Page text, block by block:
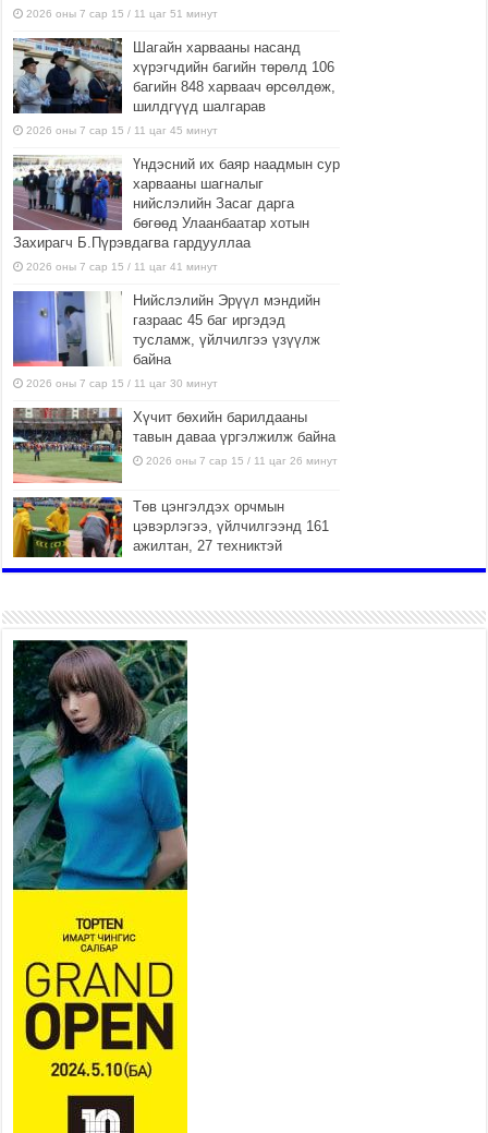
2026 оны 7 сар 15 / 11 цаг 51 минут
Шагайн харвааны насанд
хүрэгчдийн багийн төрөлд 106
багийн 848 харваач өрсөлдөж,
шилдгүүд шалгарав
2026 оны 7 сар 15 / 11 цаг 45 минут
Үндэсний их баяр наадмын сур
харвааны шагналыг
нийслэлийн Засаг дарга
бөгөөд Улаанбаатар хотын
Захирагч Б.Пүрэвдагва гардууллаа
2026 оны 7 сар 15 / 11 цаг 41 минут
Нийслэлийн Эрүүл мэндийн
газраас 45 баг иргэдэд
тусламж, үйлчилгээ үзүүлж
байна
2026 оны 7 сар 15 / 11 цаг 30 минут
Хүчит бөхийн барилдааны
тавын даваа үргэлжилж байна
2026 оны 7 сар 15 / 11 цаг 26 минут
Төв цэнгэлдэх орчмын
цэвэрлэгээ, үйлчилгээнд 161
ажилтан, 27 техниктэй
ажиллаж байна
Наадмын амралтын өдрүүдэд
нийслэлийн эрүүл мэндийн
байгууллагууд дараах
хуваарийн дагуу ажиллана
2026 оны 7 сар 15 / 11 цаг 18 минут
Үндэсний их баяр наадам эхэллээ
2026 оны 7 сар 15 / 11 цаг 14 минут
Үер усны аюулаас сэргийлж, нийслэлийн Онцгой
байдлын газрын 162 алба хаагч үүрэг гүйцэтгэж
байна
2026 оны 7 сар 15 / 11 цаг 07 минут
Үндэсний их сурын харваанд 850 харваач цэц
мэргэнээ сорьж байна
2026 оны 7 сар 15 / 11 цаг 03 минут
Төв цэнгэлдэхийн эргэн тойронд
2026 оны 7 сар 15 / 10 цаг 58 минут
Үндэсний их баяр наадмын шагайн харваа
насанд хүрэгчдийн багийн харваагаар
үргэлжилж байна
2026 оны 7 сар 15 / 10 цаг 52 минут
Үндэсний их баяр наадмын хүчит бөхийн